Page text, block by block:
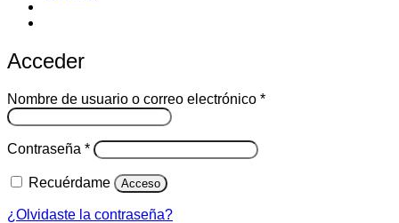
Acceder
Nombre de usuario o correo electrónico *Obligatorio
Contraseña *Obligatorio
Recuérdame Acceso
¿Olvidaste la contraseña?